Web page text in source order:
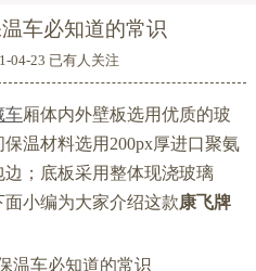
车必知道的常识
04-23 已有人关注
车厢体内外壁板选用优质的玻
温材料选用200px厚进口聚氨
；底板采用整体现浇玻璃
小编为大家介绍这款康飞牌